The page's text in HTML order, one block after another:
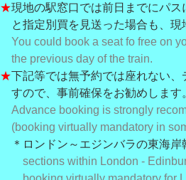
★現地の駅窓口では前日までにパ
と指定別買を見送った場合も、現
You could book a seat fo free on
the previous day of the train.
★下記等では無予約では座れない
すので、事前確保をお勧めします
Advance booking is strongly
(booking virtually mandatory in
＊ロンドン～エジンバラの東海岸
sections within London -